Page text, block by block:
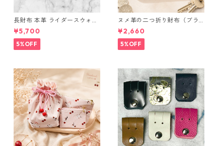
長財布 本革 ライダースウォレ
ット 国産 ヌメ革 ブラウン バ
ングラデシュ l175 レザー 革財
布 ハンドメイド 経年変化
¥5,700
5%OFF
ヌメ革の二つ折り財布（ブラ
ウン系）
¥2,660
5%OFF